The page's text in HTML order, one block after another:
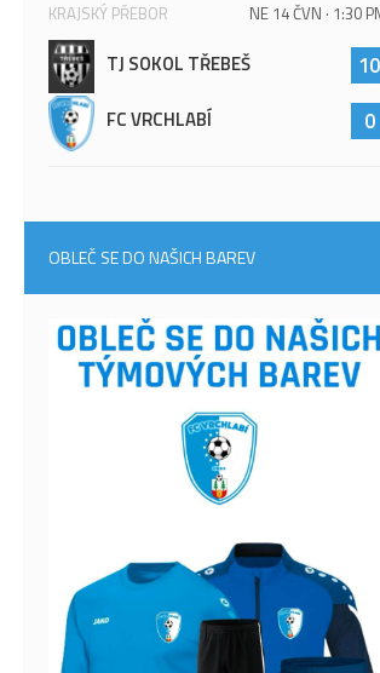
KRAJSKÝ PŘEBOR NE 14 ČVN · 1:30
TJ SOKOL TŘEBEŠ 10
FC VRCHLABÍ 0
OBLEČ SE DO NAŠICH BAREV